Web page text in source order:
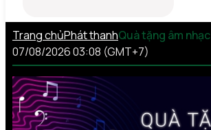
Trang chủPhát thanhQuà tặng âm nhạc
07/08/2026 03:08 (GMT+7)